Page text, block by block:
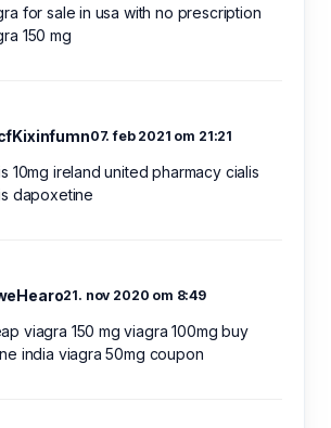
for sale in usa with no prescription
150 mg
07. feb 2021 om 21:21
10mg ireland united pharmacy cialis
dapoxetine
21. nov 2020 om 8:49
viagra 150 mg viagra 100mg buy
india viagra 50mg coupon